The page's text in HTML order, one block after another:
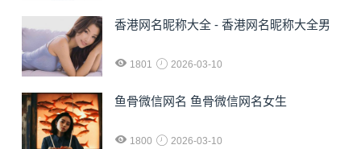
香港网名昵称大全 - 香港网名昵称大全男
1801 2026-03-10
鱼骨微信网名 鱼骨微信网名女生
1800 2026-03-10